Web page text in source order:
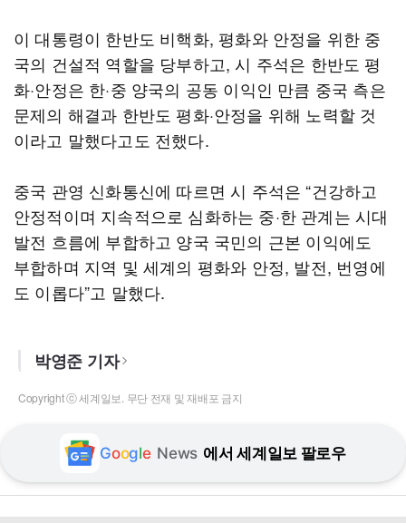
이 대통령이 한반도 비핵화, 평화와 안정을 위한 중
국의 건설적 역할을 당부하고, 시 주석은 한반도 평
화·안정은 한·중 양국의 공동 이익인 만큼 중국 측은
문제의 해결과 한반도 평화·안정을 위해 노력할 것
이라고 말했다고도 전했다.
중국 관영 신화통신에 따르면 시 주석은 “건강하고
안정적이며 지속적으로 심화하는 중·한 관계는 시대
발전 흐름에 부합하고 양국 국민의 근본 이익에도
부합하며 지역 및 세계의 평화와 안정, 발전, 번영에
도 이롭다”고 말했다.
박영준 기자
Copyright ⓒ 세계일보. 무단 전재 및 재배포 금지
Google News 에서 세계일보 팔로우